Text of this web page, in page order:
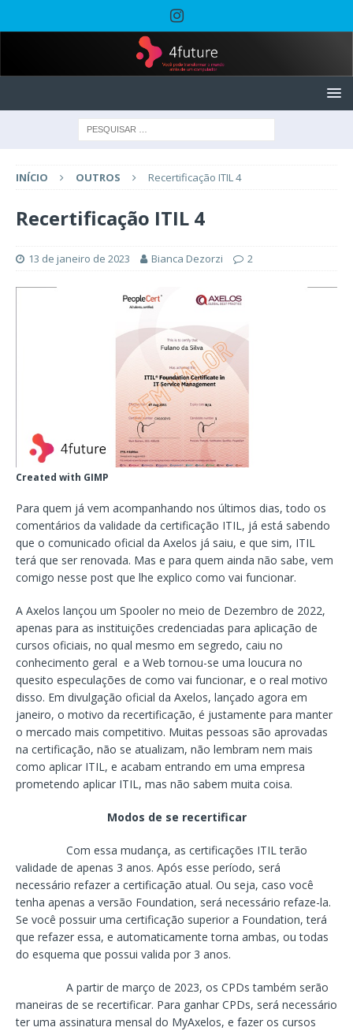
INÍCIO OUTROS Recertificação ITIL 4
Recertificação ITIL 4
13 de janeiro de 2023 Bianca Dezorzi 2
Created with GIMP
Para quem já vem acompanhando nos últimos dias, todo os
comentários da validade da certificação ITIL, já está sabendo
que o comunicado oficial da Axelos já saiu, e que sim, ITIL
terá que ser renovada. Mas e para quem ainda não sabe, vem
comigo nesse post que lhe explico como vai funcionar.
A Axelos lançou um Spooler no meio de Dezembro de 2022,
apenas para as instituições credenciadas para aplicação de
cursos oficiais, no qual mesmo em segredo, caiu no
conhecimento geral e a Web tornou-se uma loucura no
quesito especulações de como vai funcionar, e o real motivo
disso. Em divulgação oficial da Axelos, lançado agora em
janeiro, o motivo da recertificação, é justamente para manter
o mercado mais competitivo. Muitas pessoas são aprovadas
na certificação, não se atualizam, não lembram nem mais
como aplicar ITIL, e acabam entrando em uma empresa
prometendo aplicar ITIL, mas não sabem muita coisa.
Modos de se recertificar
Com essa mudança, as certificações ITIL terão
validade de apenas 3 anos. Após esse período, será
necessário refazer a certificação atual. Ou seja, caso você
tenha apenas a versão Foundation, será necessário refaze-la.
Se você possuir uma certificação superior a Foundation, terá
que refazer essa, e automaticamente torna ambas, ou todas
do esquema que possui valida por 3 anos.
A partir de março de 2023, os CPDs também serão
maneiras de se recertificar. Para ganhar CPDs, será necessário
ter uma assinatura mensal do MyAxelos, e fazer os cursos